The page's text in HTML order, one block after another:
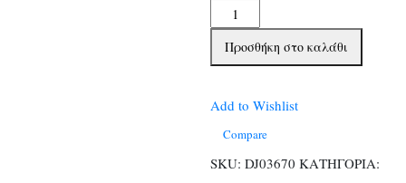
Djeco
Σετ
κουτί
γραφείου
Lucille
Προσθήκη στο καλάθι
Add to Wishlist
Compare
SKU: DJ03670 ΚΑΤΗΓΟΡΙΑ: